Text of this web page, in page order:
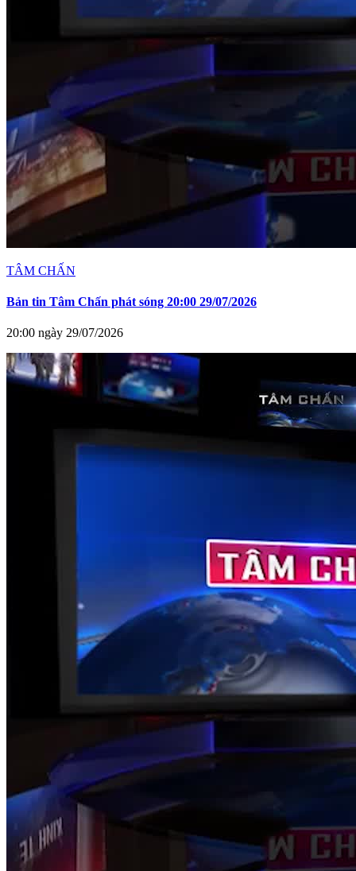
TÂM CHẤN
Bản tin Tâm Chấn phát sóng 20:00 29/07/2026
20:00 ngày 29/07/2026